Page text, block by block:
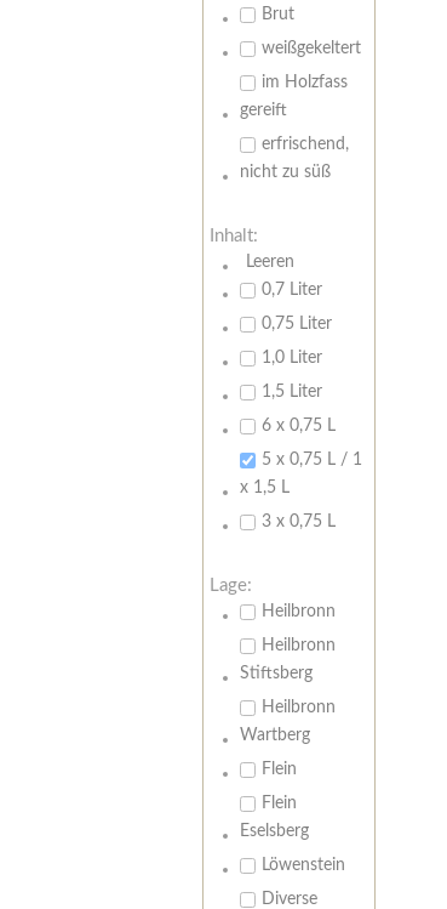
Brut
weißgekeltert
im Holzfass
gereift
erfrischend,
nicht zu süß
Inhalt:
Leeren
0,7 Liter
0,75 Liter
1,0 Liter
1,5 Liter
6 x 0,75 L
5 x 0,75 L / 1
x 1,5 L
3 x 0,75 L
Lage:
Heilbronn
Heilbronn
Stiftsberg
Heilbronn
Wartberg
Flein
Flein
Eselsberg
Löwenstein
Diverse